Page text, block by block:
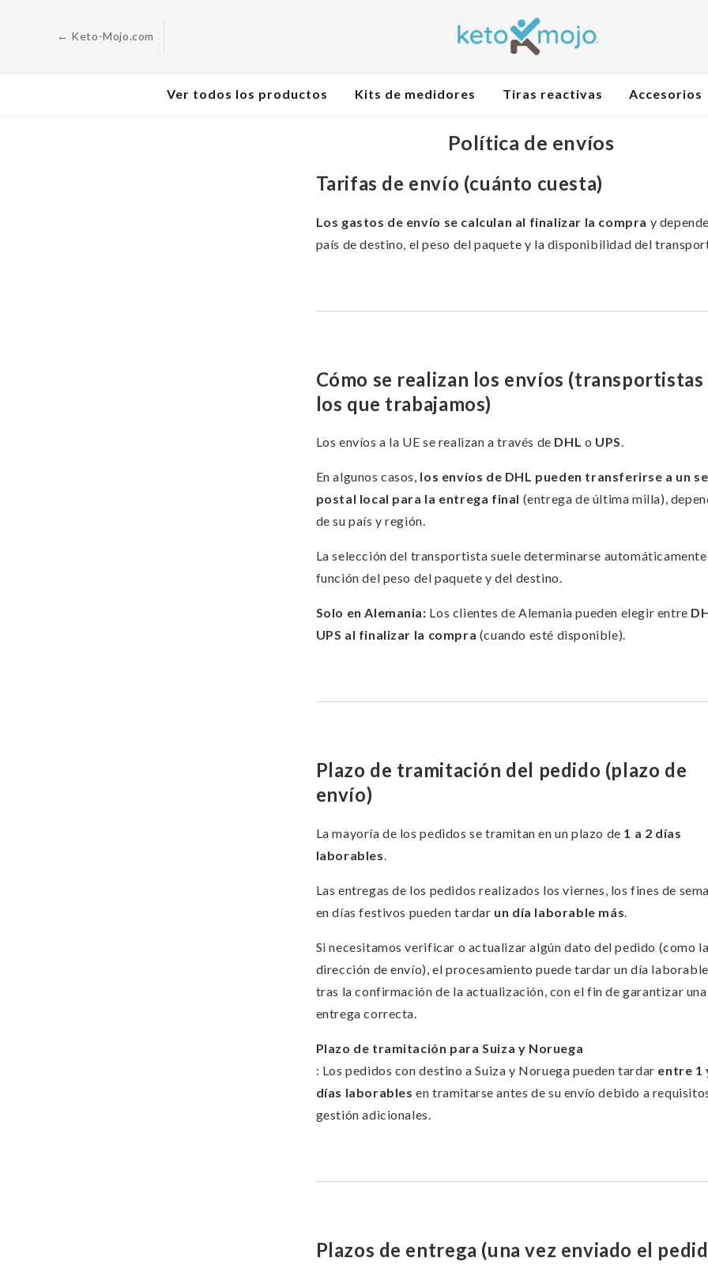
← Keto-Mojo.com
Ver todos los productos Kits de medidores Tiras reactivas Accesorios
Política de envíos
Tarifas de envío (cuánto cuesta)
Los gastos de envío se calculan al finalizar la compra y
país de destino, el peso del paquete y la disponibilidad del
Cómo se realizan los envíos (transportistas
los que trabajamos)
Los envíos a la UE se realizan a través de DHL o UPS.
En algunos casos, los envíos de DHL pueden transferirse a un
postal local para la entrega final (entrega de última milla),
de su país y región.
La selección del transportista suele determinarse automáticamente
función del peso del paquete y del destino.
Solo en Alemania: Los clientes de Alemania pueden elegir entre
UPS al finalizar la compra (cuando esté disponible).
Plazo de tramitación del pedido (plazo de
envío)
La mayoría de los pedidos se tramitan en un plazo de 1 a 2 días
laborables.
Las entregas de los pedidos realizados los viernes, los fines de
en días festivos pueden tardar un día laborable más.
Si necesitamos verificar o actualizar algún dato del pedido (como la
dirección de envío), el procesamiento puede tardar un día
tras la confirmación de la actualización, con el fin de garantizar una
entrega correcta.
Plazo de tramitación para Suiza y Noruega
: Los pedidos con destino a Suiza y Noruega pueden tardar entre 1
días laborables en tramitarse antes de su envío debido a
gestión adicionales.
Plazos de entrega (una vez enviado el